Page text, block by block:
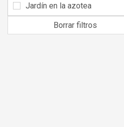
Jardín en la azotea
Borrar filtros